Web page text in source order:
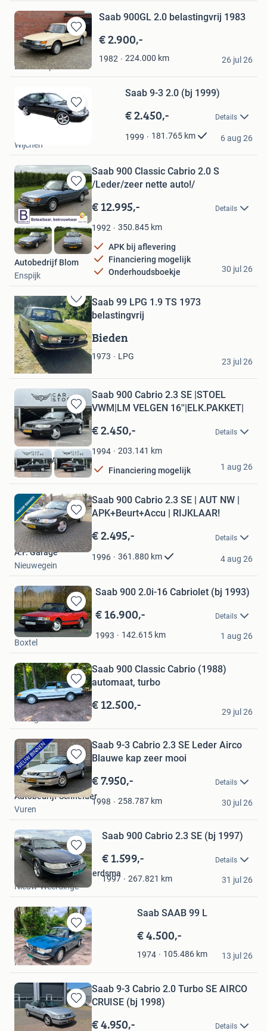
Bewaren
in
Mijn
Favorieten
Saab 900GL 2.0 belastingvrij 1983
€ 2.900,-
1982 224.000 km
EVB Cars
Denekamp
26 jul 26
Bewaren
in
Saab 9-3 2.0 (bj 1999)
€ 2.450,- Details
1999 181.765 km
Wijchen
6 aug 26
Bewaren
in
Mijn
Favorieten
Saab 900 Classic Cabrio 2.0 S
/Leder/zeer nette auto!/
€ 12.995,- Details
1992 350.845 km
APK bij aflevering
Financiering mogelijk
Onderhoudsboekje
Autobedrijf Blom
Enspijk
30 jul 26
Bewaren
in
Mijn
Favorieten
Saab 99 LPG 1.9 TS 1973
belastingvrij
Bieden
1973 LPG
Ronny
Klijndijk
23 jul 26
Bewaren
in
Mijn
Favorieten
Saab 900 Cabrio 2.3 SE |STOEL
VWM|LM VELGEN 16''|ELK.PAKKET|
€ 2.450,- Details
1994 203.141 km
Financiering mogelijk
Car Store Assen
Assen
1 aug 26
Bewaren
in
Mijn
Favorieten
Saab 900 Cabrio 2.3 SE | AUT NW |
APK+Beurt+Accu | RIJKLAAR!
€ 2.495,- Details
1996 361.880 km
A.F. Garage
Nieuwegein
4 aug 26
Bewaren
in
Mijn
Saab 900 2.0i-16 Cabriolet (bj 1993)
€ 16.900,- Details
1993 142.615 km
Classic Park
Boxtel
1 aug 26
Bewaren
in
Mijn
Favorieten
Saab 900 Classic Cabrio (1988)
automaat, turbo
€ 12.500,-
G.W. S.
Oudega
29 jul 26
Bewaren
in
Mijn
Favorieten
Saab 9-3 Cabrio 2.3 SE Leder Airco
Blauwe kap zeer mooi
€ 7.950,- Details
1998 258.787 km
Autobedrijf Schneider
Vuren
30 jul 26
Bewaren
in
Mijn
Favorieten
Saab 900 Cabrio 2.3 SE (bj 1997)
€ 1.599,- Details
1997 267.821 km
Autobedrijf Mark Tjeerdsma
Nieuw-Weerdinge
31 jul 26
Bewaren
in
Mijn
Favorieten
Saab SAAB 99 L
€ 4.500,-
1974 105.486 km
Classic Cars Heerde
Heerde
13 jul 26
Bewaren
in
Saab 9-3 Cabrio 2.0 Turbo SE AIRCO
CRUISE (bj 1998)
€ 4.950,- Details